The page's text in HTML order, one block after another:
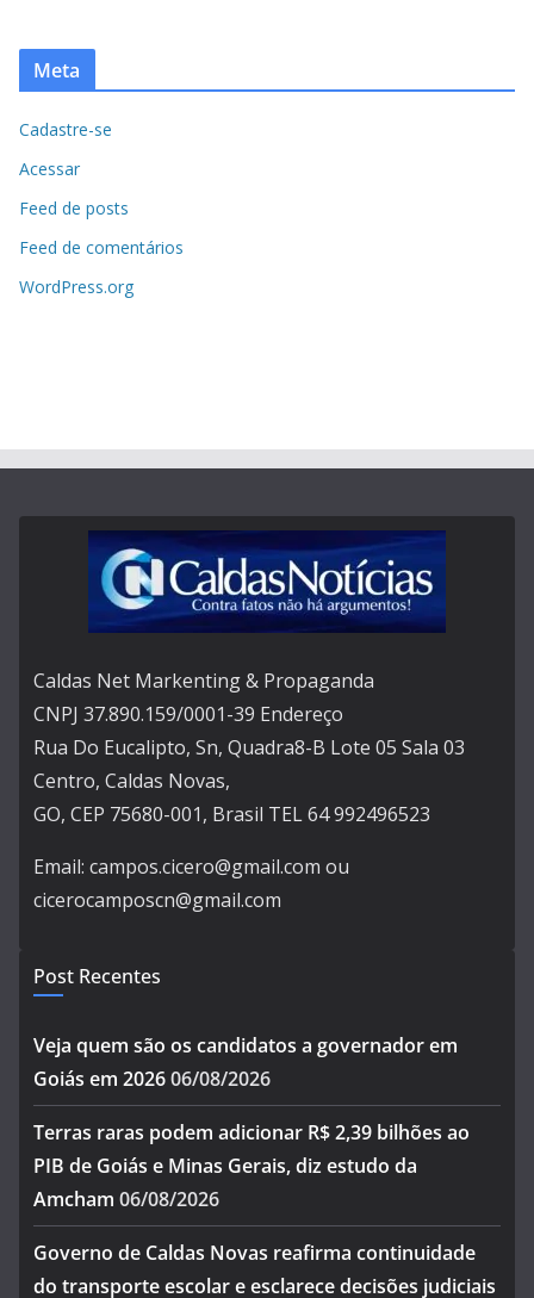
Meta
Cadastre-se
Acessar
Feed de posts
Feed de comentários
WordPress.org
Caldas Net Markenting & Propaganda
CNPJ 37.890.159/0001-39 Endereço
Rua Do Eucalipto, Sn, Quadra8-B Lote 05 Sala 03
Centro, Caldas Novas,
GO, CEP 75680-001, Brasil TEL 64 992496523
Email: campos.cicero@gmail.com ou
cicerocamposcn@gmail.com
Post Recentes
Veja quem são os candidatos a governador em
Goiás em 202606/08/2026
Terras raras podem adicionar R$ 2,39 bilhões ao
PIB de Goiás e Minas Gerais, diz estudo da
Amcham 06/08/2026
Governo de Caldas Novas reafirma continuidade
do transporte escolar e esclarece decisões judiciais